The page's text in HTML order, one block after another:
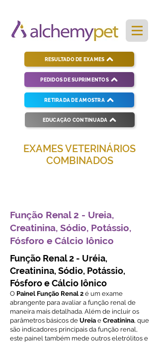
PEDIDOS DE SUPRIMENTOS
RESULTADO DE EXAMES
RETIRADA DE AMOSTRA
EDUCAÇÃO CONTINUADA
EXAMES VETERINÁRIOS
COMBINADOS
Função Renal 2 - Ureia,
Creatinina, Sódio, Potássio,
Fósforo e Cálcio Iônico
Função Renal 2 - Uréia,
Creatinina, Sódio, Potássio,
Fósforo e Cálcio Iônico
O Painel Função Renal 2 é um exame
abrangente para avaliar a função renal de
maneira mais detalhada. Além de incluir os
parâmetros básicos de Ureia e Creatinina, que
são indicadores principais da função renal,
este painel também mede outros eletrólitos e